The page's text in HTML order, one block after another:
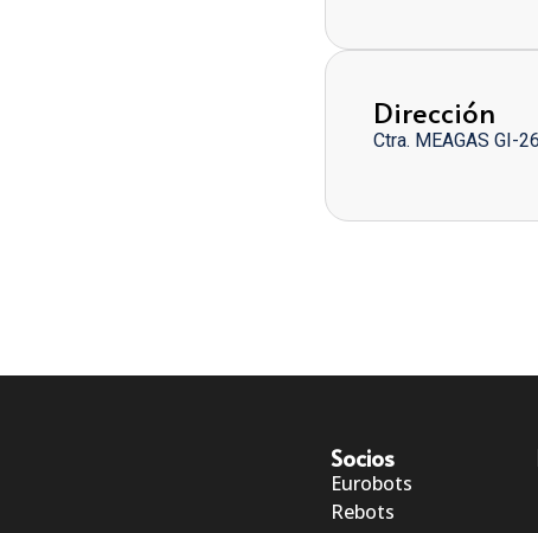
Dirección
Ctra. MEAGAS GI-
Socios
Eurobots
Rebots